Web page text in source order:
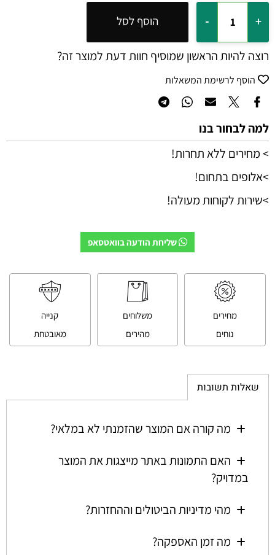
הוסף לסל
רוצה להיות הראשון שמוסיף חוות דעת למוצר זה?
הוסף לרשימת המשאלות
למה לבחור בנו
> מחירים ללא תחרות!
>אלופים בתחום!
>שירות לקוחות מעולה!
שליחת הודעה בוואטסאפ
מחירים
נוחים
משלוחים
מהירים
קנייה
מאובטחת
שאלות תשובות
מה קורה אם המוצר שהזמנתי לא במלאי?
האם התמונות באתר מייצגות את המוצר
במדויק?
מהי מדיניות הביטולים וההחזרות?
מה זמן האספקה?